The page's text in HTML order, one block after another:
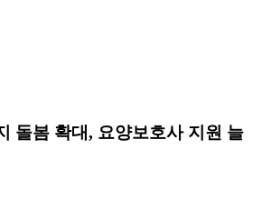
돌봄 확대, 요양보호사 지원 늘